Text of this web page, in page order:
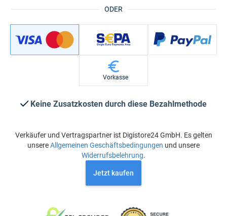
ODER
Vorkasse
Keine Zusatzkosten durch diese Bezahlmethode
Verkäufer und Vertragspartner ist Digistore24 GmbH. Es gelten
unsereAllgemeinen Geschäftsbedingungen und unsere
Widerrufsbelehrung.
Jetzt kaufen